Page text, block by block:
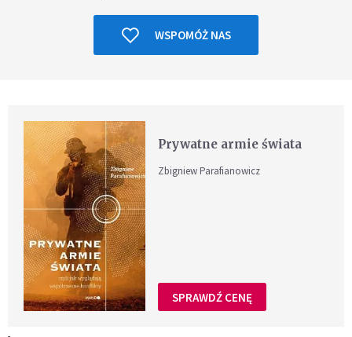
WSPOMÓŻ NAS
Prywatne armie świata
Zbigniew Parafianowicz
SPRAWDŹ CENĘ